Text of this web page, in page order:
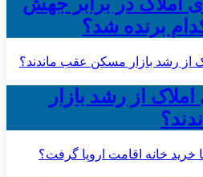
برنده شد؟
از رشد بازار